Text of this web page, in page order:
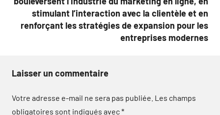
stimulant l’interaction avec la clientèle et en
renforçant les stratégies de expansion pour les
entreprises modernes
Laisser un commentaire
Votre adresse e-mail ne sera pas publiée. Les champs
obligatoires sont indiqués avec*